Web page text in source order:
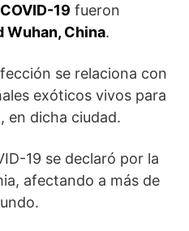
19 fueron
Wuhan, China.
se relaciona con
exóticos vivos para
en dicha ciudad.
19 se declaró por la
afectando a más de